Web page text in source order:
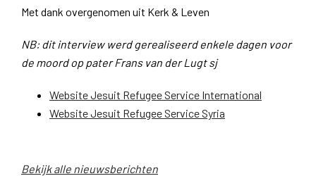
Met dank overgenomen uit Kerk & Leven
NB: dit interview werd gerealiseerd enkele dagen voor
de moord op pater Frans van der Lugt sj
Website Jesuit Refugee Service International
Website Jesuit Refugee Service Syria
Bekijk alle nieuwsberichten